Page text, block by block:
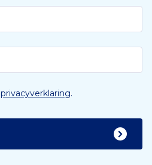
privacyverklaring.